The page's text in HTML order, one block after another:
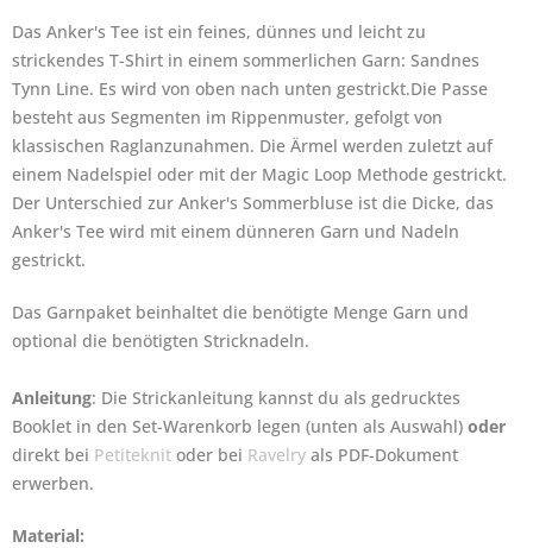
Das Anker's Tee ist ein feines, dünnes und leicht zu
strickendes T-Shirt in einem sommerlichen Garn: Sandnes
Tynn Line. Es wird von oben nach unten gestrickt.Die Passe
besteht aus Segmenten im Rippenmuster, gefolgt von
klassischen Raglanzunahmen. Die Ärmel werden zuletzt auf
einem Nadelspiel oder mit der Magic Loop Methode gestrickt.
Der Unterschied zur Anker's Sommerbluse ist die Dicke, das
Anker's Tee wird mit einem dünneren Garn und Nadeln
gestrickt.
Das Garnpaket beinhaltet die benötigte Menge Garn und
optional die benötigten Stricknadeln.
Anleitung: Die Strickanleitung kannst du als gedrucktes
Booklet in den Set-Warenkorb legen (unten als Auswahl) oder
direkt bei Petiteknit oder bei Ravelry als PDF-Dokument
erwerben.
Material: